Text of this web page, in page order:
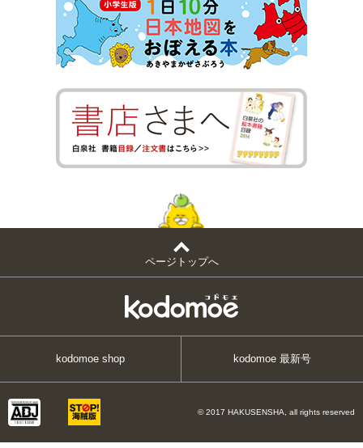
ページトップへ
kodomoe shop kodomoe 最新号
© 2017 HAKUSENSHA, all rights reserved